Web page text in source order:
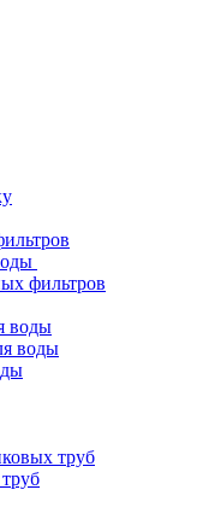
фильтров
воды
воды
труб